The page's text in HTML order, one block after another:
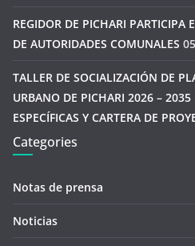
REGIDOR DE PICHARI PARTICIPA
DE AUTORIDADES COMUNALES
TALLER DE SOCIALIZACIÓN DE
URBANO DE PICHARI 2026 – 2035
ESPECÍFICAS Y CARTERA DE
Categories
Notas de prensa
Noticias